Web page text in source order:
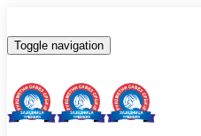
Toggle navigation